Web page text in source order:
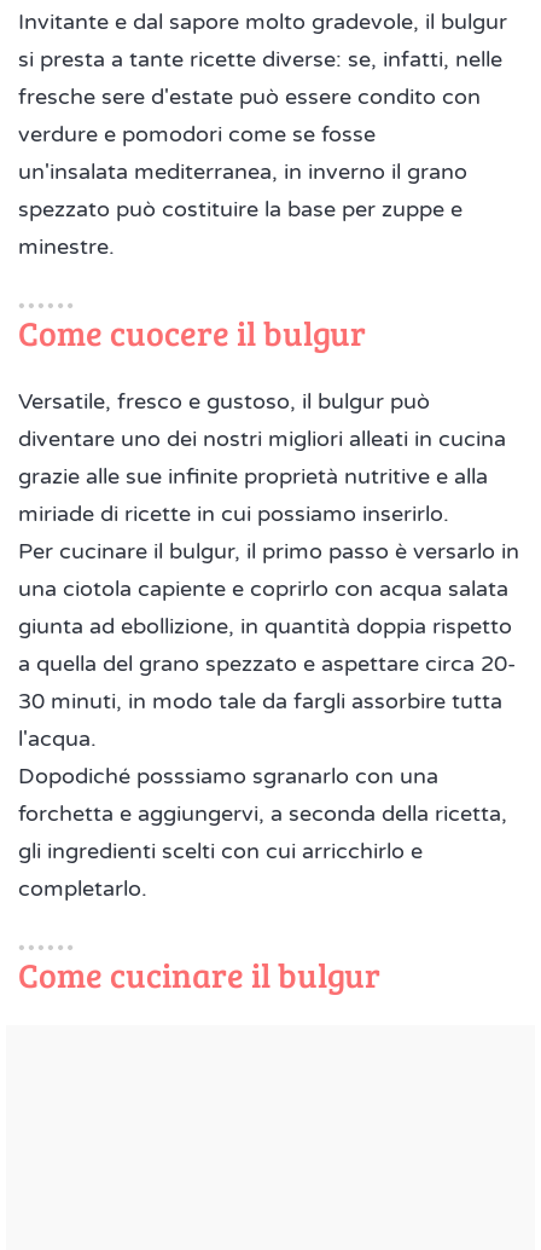
Invitante e dal sapore molto gradevole, il bulgur
si presta a tante ricette diverse: se, infatti, nelle
fresche sere d'estate può essere condito con
verdure e pomodori come se fosse
un'insalata mediterranea, in inverno il grano
spezzato può costituire la base per zuppe e
minestre.
Come cuocere il bulgur
Versatile, fresco e gustoso, il bulgur può
diventare uno dei nostri migliori alleati in cucina
grazie alle sue infinite proprietà nutritive e alla
miriade di ricette in cui possiamo inserirlo.
Per cucinare il bulgur, il primo passo è versarlo in
una ciotola capiente e coprirlo con acqua salata
giunta ad ebollizione, in quantità doppia rispetto
a quella del grano spezzato e aspettare circa 20-
30 minuti, in modo tale da fargli assorbire tutta
l'acqua.
Dopodiché posssiamo sgranarlo con una
forchetta e aggiungervi, a seconda della ricetta,
gli ingredienti scelti con cui arricchirlo e
completarlo.
Come cucinare il bulgur